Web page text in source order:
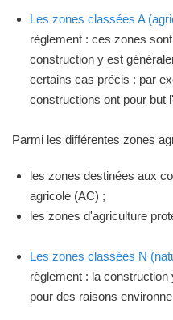
Les zones classées A
règlement : ces zones
construction y est
certains cas précis : par
constructions ont pour but
Parmi les différentes zones
les zones destinées aux
agricole (AC) ;
les zones d'agriculture
Les zones classées N
règlement : la
pour des raisons